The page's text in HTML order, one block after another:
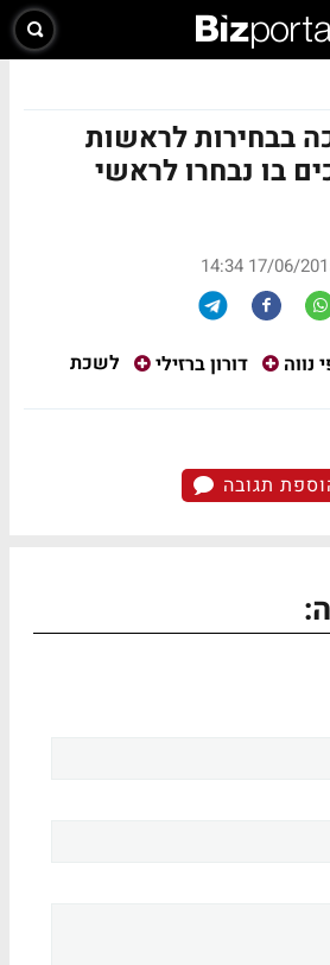
בבחירות לראשות
בו נבחרו לראשי
17/06/2015
נווה דורון ברזילי
לשכת
תגובה